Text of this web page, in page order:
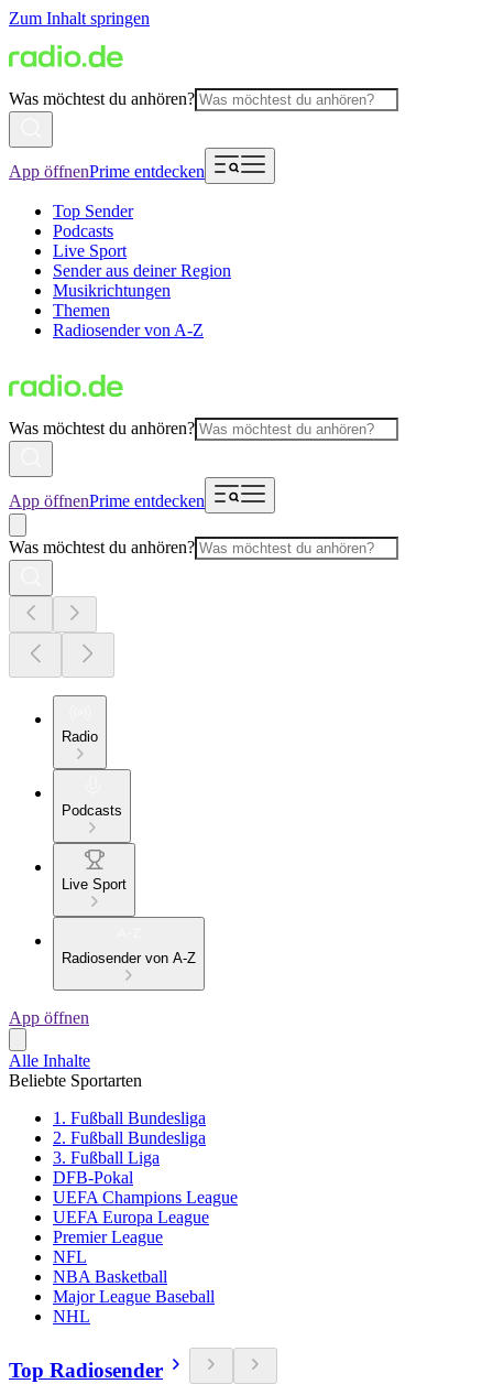
Zum Inhalt springen
Was möchtest du anhören?
App öffnenPrime entdecken
Top Sender
Podcasts
Live Sport
Sender aus deiner Region
Musikrichtungen
Themen
Radiosender von A-Z
Was möchtest du anhören?
App öffnenPrime entdecken
Was möchtest du anhören?
Radio
Podcasts
Live Sport
Radiosender von A-Z
App öffnen
Alle Inhalte
Beliebte Sportarten
1. Fußball Bundesliga
2. Fußball Bundesliga
3. Fußball Liga
DFB-Pokal
UEFA Champions League
UEFA Europa League
Premier League
NFL
NBA Basketball
Major League Baseball
NHL
Top Radiosender